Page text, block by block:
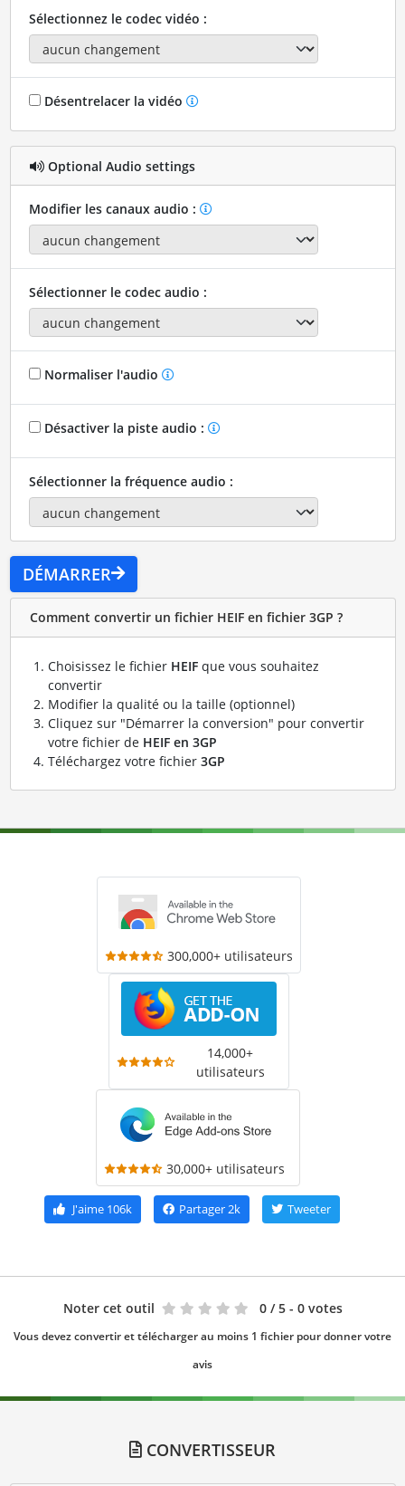
Sélectionnez le codec vidéo :
Désentrelacer la vidéo
Optional Audio settings
Modifier les canaux audio :
Sélectionner le codec audio :
Normaliser l'audio
Désactiver la piste audio :
Sélectionner la fréquence audio :
DÉMARRER
Comment convertir un fichier HEIF en fichier 3GP ?
Choisissez le fichier HEIFque vous souhaitez
convertir
Modifier la qualité ou la taille (optionnel)
Cliquez sur "Démarrer la conversion" pour convertir
votre fichier de HEIF en 3GP
Téléchargez votre fichier 3GP
300,000+ utilisateurs
14,000+
utilisateurs
30,000+ utilisateurs
J'aime106k Partager2k Tweeter
Noter cet outil 0 / 5 - 0 votes
Vous devez convertir et télécharger au moins 1 fichier pour donner votre
avis
CONVERTISSEUR